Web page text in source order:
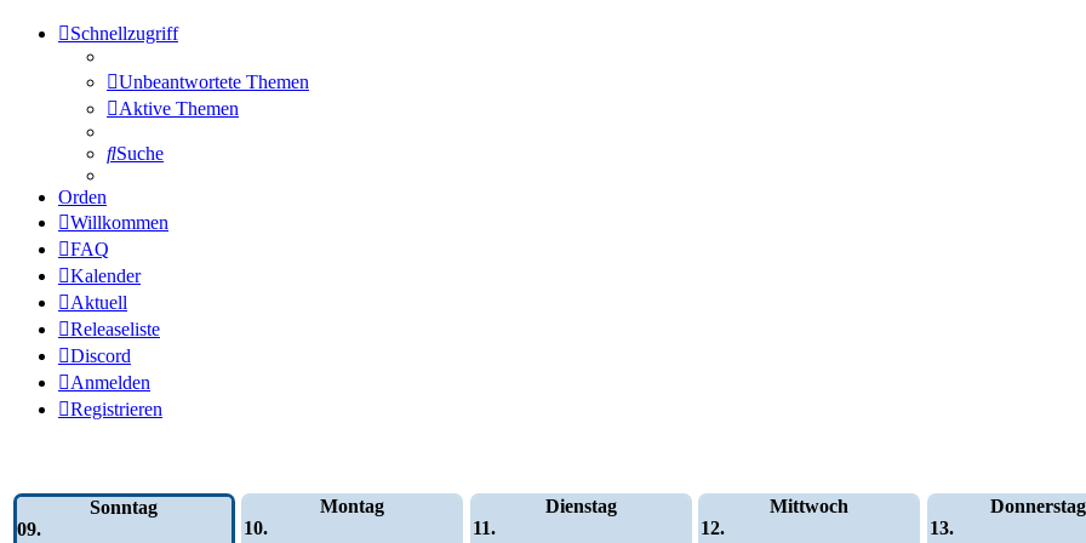
Schnellzugriff
Unbeantwortete Themen
Aktive Themen
Suche
Orden
Willkommen
FAQ
Kalender
Aktuell
Releaseliste
Discord
Anmelden
Registrieren
Sonntag
09.
Montag
10.
Dienstag
11.
Mittwoch
12.
Donnerstag
13.